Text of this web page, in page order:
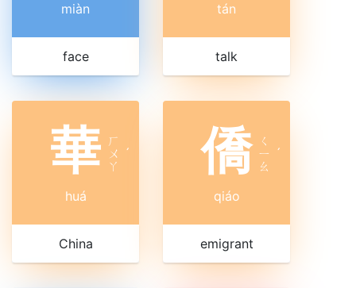
miàn
face
tán
talk
華 ㄏ
ㄨ
ㄚ
ˊ
huá
China
僑
ㄑ
ㄧ
ㄠ
ˊ
qiáo
emigrant